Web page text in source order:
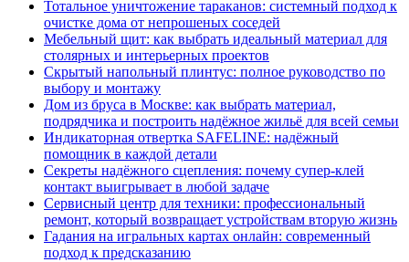
Тотальное уничтожение тараканов: системный подход к
очистке дома от непрошеных соседей
Мебельный щит: как выбрать идеальный материал для
столярных и интерьерных проектов
Скрытый напольный плинтус: полное руководство по
выбору и монтажу
Дом из бруса в Москве: как выбрать материал,
подрядчика и построить надёжное жильё для всей семьи
Индикаторная отвертка SAFELINE: надёжный
помощник в каждой детали
Секреты надёжного сцепления: почему супер‑клей
контакт выигрывает в любой задаче
Сервисный центр для техники: профессиональный
ремонт, который возвращает устройствам вторую жизнь
Гадания на игральных картах онлайн: современный
подход к предсказанию